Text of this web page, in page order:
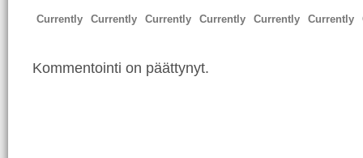
Currently Currently Currently Currently Currently Currently
Kommentointi on päättynyt.